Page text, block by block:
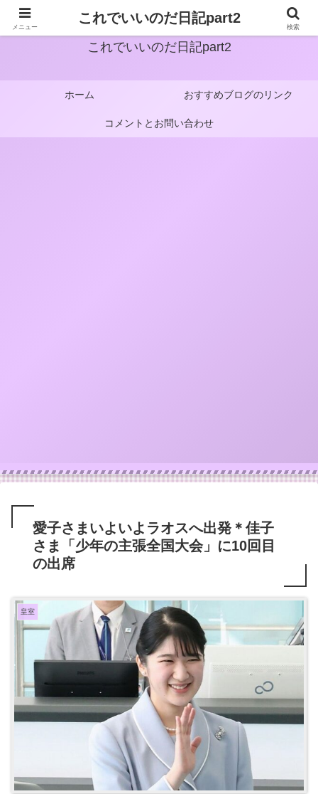
これでいいのだ日記part2
ホーム おすすめブログのリンク
コメントとお問い合わせ
愛子さまいよいよラオスへ出発＊佳子
さま「少年の主張全国大会」に10回目
の出席
皇室
メニュー
これでいいのだ日記part2
検索